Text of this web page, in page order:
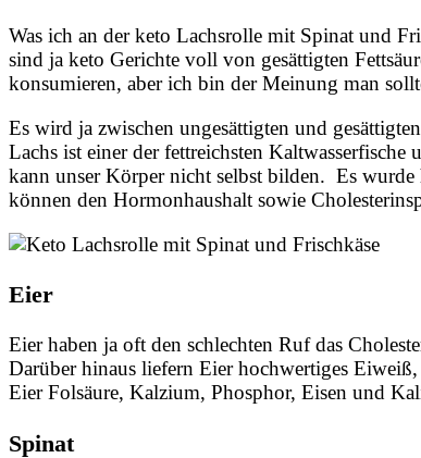
Was ich an der keto Lachsrolle mit Spinat und
sind ja keto Gerichte voll von gesättigten
konsumieren, aber ich bin der Meinung man
Es wird ja zwischen ungesättigten und
Lachs ist einer der fettreichsten Kaltwasserfische
kann unser Körper nicht selbst bilden. Es wurde
können den Hormonhaushalt sowie
Eier
Eier haben ja oft den schlechten Ruf das
Darüber hinaus liefern Eier hochwertiges
Eier Folsäure, Kalzium, Phosphor, Eisen und
Spinat